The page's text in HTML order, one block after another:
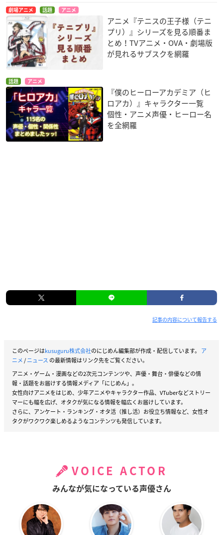
劇場アニメ 話題 アニメ
アニメ『テニスの王子様（テニ
プリ）』シリーズを見る順番ま
とめ！TVアニメ・OVA・劇場版
が見れるサブスクを網羅
話題 アニメ
『僕のヒーローアカデミア（ヒ
ロアカ）』キャラクター一覧
個性・アニメ声優・ヒーロー名
を全網羅
記事の内容について報告する
このページはkusuguru株式会社のにじめん編集部が作成・配信しています。 ア
ニメ/ニュース の最新情報はリンク先をご覧ください。
アニメ・ゲーム・漫画などの2次元コンテンツや、声優・舞台・俳優などの情
報・話題をお届けする情報メディア「にじめん」。
女性向けアニメをはじめ、少年アニメやキャラクター作品、VTuberなどストリー
マーにも幅を広げ、オタクが気になる情報を幅広くお届けしています。
さらに、アンケート・ランキング・オタ活（推し活）お役立ち情報など、女性オ
タクがワクワク楽しめるようなコンテンツも発信しています。
VOICE ACTOR
みんなが気になっている声優さん